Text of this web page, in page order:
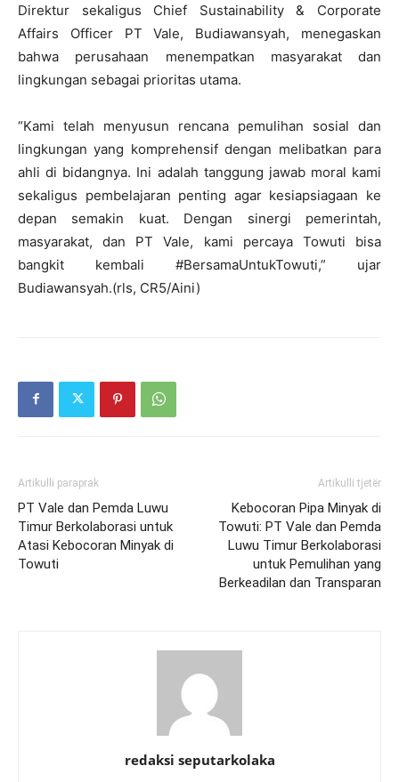
Direktur sekaligus Chief Sustainability & Corporate
Affairs Officer PT Vale, Budiawansyah, menegaskan
bahwa perusahaan menempatkan masyarakat dan
lingkungan sebagai prioritas utama.
“Kami telah menyusun rencana pemulihan sosial dan
lingkungan yang komprehensif dengan melibatkan para
ahli di bidangnya. Ini adalah tanggung jawab moral kami
sekaligus pembelajaran penting agar kesiapsiagaan ke
depan semakin kuat. Dengan sinergi pemerintah,
masyarakat, dan PT Vale, kami percaya Towuti bisa
bangkit kembali #BersamaUntukTowuti,” ujar
Budiawansyah.(rls, CR5/Aini)
Artikulli paraprak
PT Vale dan Pemda Luwu
Timur Berkolaborasi untuk
Atasi Kebocoran Minyak di
Towuti
Artikulli tjetër
Kebocoran Pipa Minyak di
Towuti: PT Vale dan Pemda
Luwu Timur Berkolaborasi
untuk Pemulihan yang
Berkeadilan dan Transparan
redaksi seputarkolaka